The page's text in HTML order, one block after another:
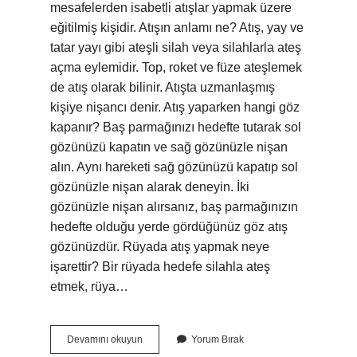
mesafelerden isabetli atışlar yapmak üzere
eğitilmiş kişidir. Atışın anlamı ne? Atış, yay ve
tatar yayı gibi ateşli silah veya silahlarla ateş
açma eylemidir. Top, roket ve füze ateşlemek
de atış olarak bilinir. Atışta uzmanlaşmış
kişiye nişancı denir. Atış yaparken hangi göz
kapanır? Baş parmağınızı hedefte tutarak sol
gözünüzü kapatın ve sağ gözünüzle nişan
alın. Aynı hareketi sağ gözünüzü kapatıp sol
gözünüzle nişan alarak deneyin. İki
gözünüzle nişan alırsanız, baş parmağınızın
hedefte olduğu yerde gördüğünüz göz atış
gözünüzdür. Rüyada atış yapmak neye
işarettir? Bir rüyada hedefe silahla ateş
etmek, rüya…
Devamını okuyun
Yapmak
Yorum Bırak